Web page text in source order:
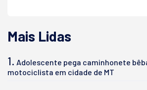
Mais Lidas
1. Adolescente pega caminhonete
motociclista em cidade de MT